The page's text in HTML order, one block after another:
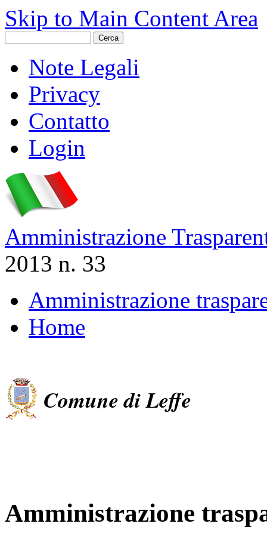
Skip to Main Content Area
Note Legali
Privacy
Contatto
Login
Amministrazione
2013 n. 33
Amministrazione
Home
Comune di Leffe
Amministrazione